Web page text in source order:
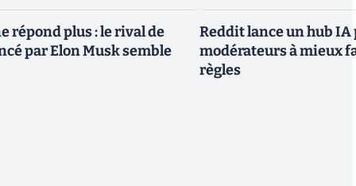
répond plus : le rival de
par Elon Musk semble
Reddit lance un hub IA
modérateurs à mieux
règles